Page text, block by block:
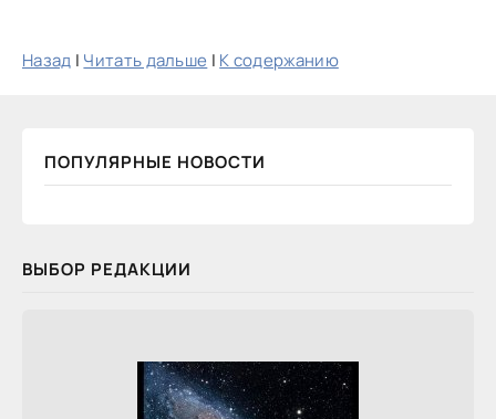
Назад | Читать дальше | К содержанию
ПОПУЛЯРНЫЕ НОВОСТИ
ВЫБОР РЕДАКЦИИ